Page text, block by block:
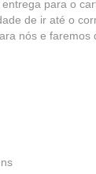
para o
de ir até o
nós e faremos